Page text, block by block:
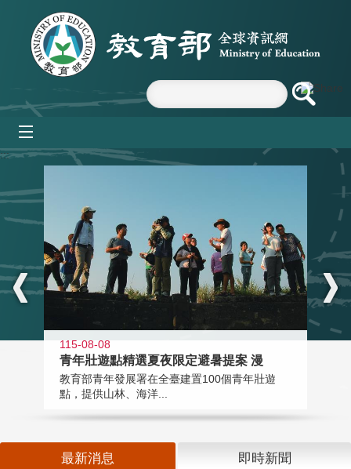
跳到主要內容區塊
:::
115-08-08
青年壯遊點精選夏夜限定避暑提案 漫
教育部青年發展署在全臺建置100個青年壯遊
點，提供山林、海洋...
最新消息 即時新聞